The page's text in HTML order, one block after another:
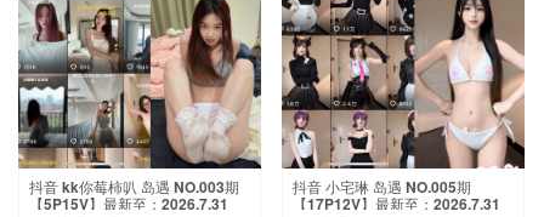
抖音 kk你莓柿叭 岛遇 NO.003期
【5P15V】最新至：2026.7.31
抖音 小宅琳 岛遇 NO.005期
【17P12V】最新至：2026.7.31